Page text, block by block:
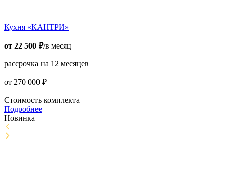
Кухня «КАНТРИ»
от 22 500 ₽/в месяц
рассрочка на 12 месяцев
от 270 000 ₽
Стоимость комплекта
Подробнее
Новинка